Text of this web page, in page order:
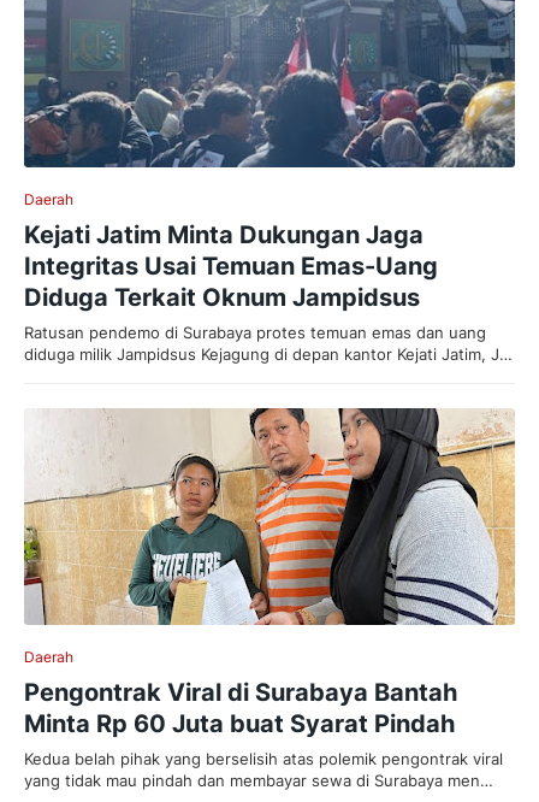
Daerah
Kejati Jatim Minta Dukungan Jaga
Integritas Usai Temuan Emas-Uang
Diduga Terkait Oknum Jampidsus
Ratusan pendemo di Surabaya protes temuan emas dan uang
diduga milik Jampidsus Kejagung di depan kantor Kejati Jatim, J…
Daerah
Pengontrak Viral di Surabaya Bantah
Minta Rp 60 Juta buat Syarat Pindah
Kedua belah pihak yang berselisih atas polemik pengontrak viral
yang tidak mau pindah dan membayar sewa di Surabaya men…